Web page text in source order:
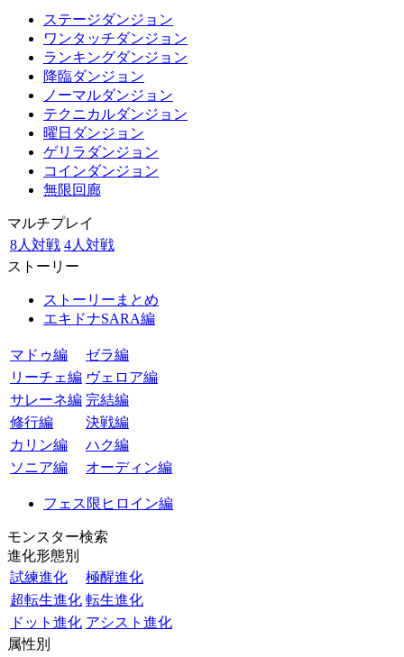
ステージダンジョン
ワンタッチダンジョン
ランキングダンジョン
降臨ダンジョン
ノーマルダンジョン
テクニカルダンジョン
曜日ダンジョン
ゲリラダンジョン
コインダンジョン
無限回廊
マルチプレイ
8人対戦 4人対戦
ストーリー
ストーリーまとめ
エキドナSARA編
マドゥ編
ゼラ編
リーチェ編 ヴェロア編
サレーネ編 完結編
修行編
決戦編
カリン編
ハク編
ソニア編
オーディン編
フェス限ヒロイン編
モンスター検索
進化形態別
試練進化
極醒進化
超転生進化 転生進化
ドット進化 アシスト進化
属性別